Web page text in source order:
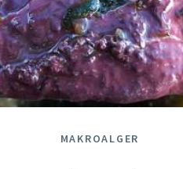
MAKROALGER